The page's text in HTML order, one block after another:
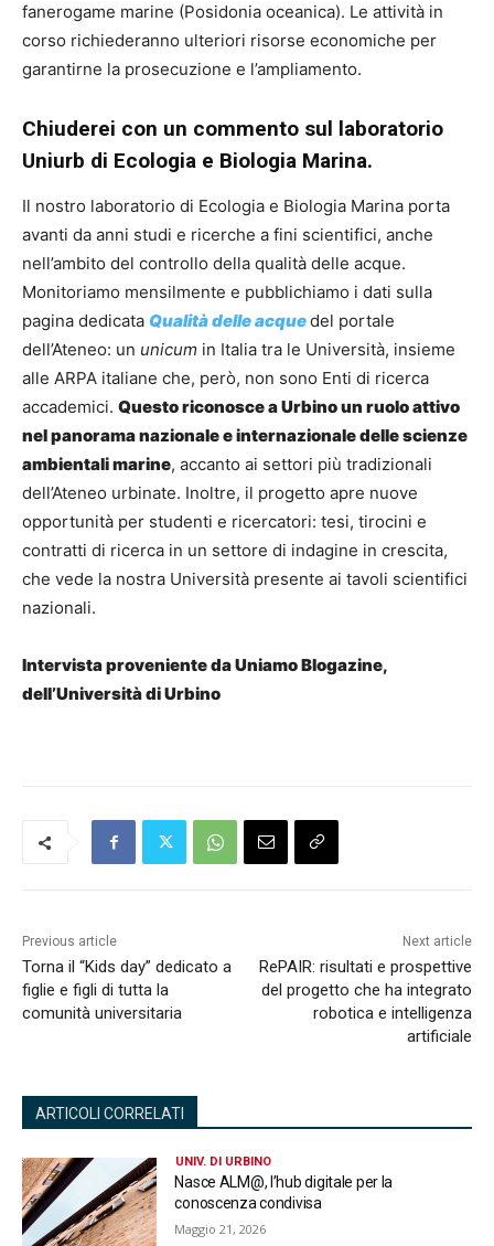
fanerogame marine (Posidonia oceanica). Le attività in
corso richiederanno ulteriori risorse economiche per
garantirne la prosecuzione e l’ampliamento.
Chiuderei con un commento sul laboratorio
Uniurb di Ecologia e Biologia Marina.
Il nostro laboratorio di Ecologia e Biologia Marina porta
avanti da anni studi e ricerche a fini scientifici, anche
nell’ambito del controllo della qualità delle acque.
Monitoriamo mensilmente e pubblichiamo i dati sulla
pagina dedicata Qualità delle acquedel portale
dell’Ateneo: un unicum in Italia tra le Università, insieme
alle ARPA italiane che, però, non sono Enti di ricerca
accademici. Questo riconosce a Urbino un ruolo attivo
nel panorama nazionale e internazionale delle scienze
ambientali marine, accanto ai settori più tradizionali
dell’Ateneo urbinate. Inoltre, il progetto apre nuove
opportunità per studenti e ricercatori: tesi, tirocini e
contratti di ricerca in un settore di indagine in crescita,
che vede la nostra Università presente ai tavoli scientifici
nazionali.
Intervista proveniente da Uniamo Blogazine,
dell’Università di Urbino
Previous article
Torna il “Kids day” dedicato a
figlie e figli di tutta la
comunità universitaria
Next article
RePAIR: risultati e prospettive
del progetto che ha integrato
robotica e intelligenza
artificiale
ARTICOLI CORRELATI
UNIV. DI URBINO
Nasce ALM@, l’hub digitale per la
conoscenza condivisa
Maggio 21, 2026